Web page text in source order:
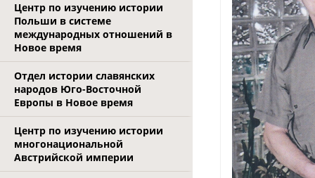
Центр по изучению истории
Польши в системе
международных отношений в
Новое время
Отдел истории славянских
народов Юго-Восточной
Европы в Новое время
Центр по изучению истории
многонациональной
Австрийской империи